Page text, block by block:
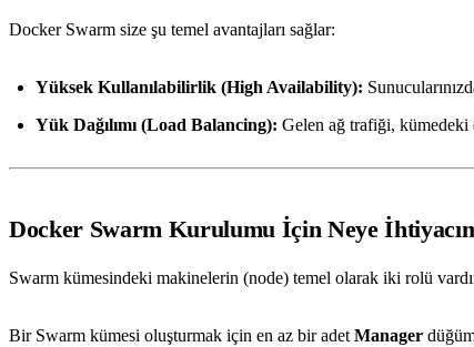
Docker Swarm size şu temel avantajları sağlar:
Yüksek Kullanılabilirlik (High Availability):
Yük Dağılımı (Load Balancing): Gelen ağ trafiği, kümedeki
Docker Swarm Kurulumu İçin Neye
Swarm kümesindeki makinelerin (node) temel olarak iki rolü
Bir Swarm kümesi oluşturmak için en az bir adet Manager